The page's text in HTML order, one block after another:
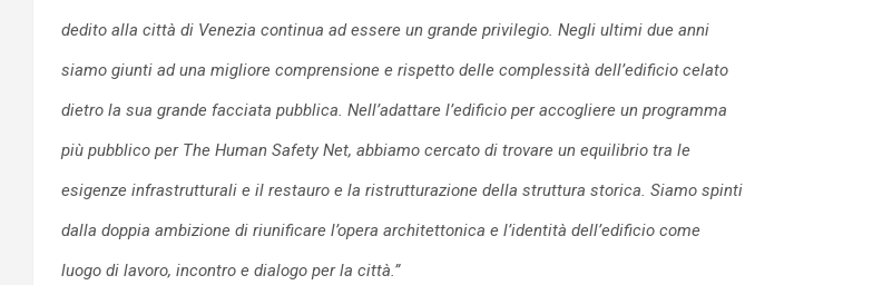
dedito alla città di Venezia continua ad essere un grande privilegio. Negli ultimi due anni
siamo giunti ad una migliore comprensione e rispetto delle complessità dell’edificio celato
dietro la sua grande facciata pubblica. Nell’adattare l’edificio per accogliere un programma
più pubblico per The Human Safety Net, abbiamo cercato di trovare un equilibrio tra le
esigenze infrastrutturali e il restauro e la ristrutturazione della struttura storica. Siamo spinti
dalla doppia ambizione di riunificare l’opera architettonica e l’identità dell’edificio come
luogo di lavoro, incontro e dialogo per la città.”